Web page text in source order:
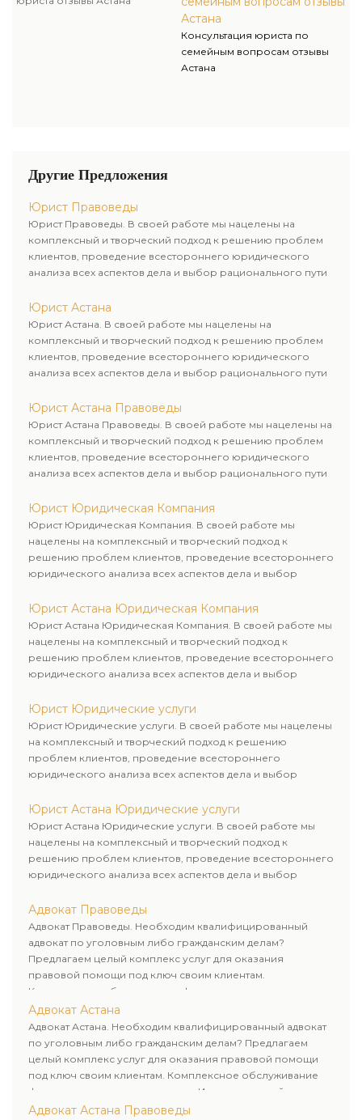
Астана
Консультация юриста по
семейным вопросам отзывы
Астана
Другие Предложения
Юрист Правоведы
Юрист Правоведы. В своей работе мы нацелены на
комплексный и творческий подход к решению проблем
клиентов, проведение всестороннего юридического
анализа всех аспектов дела и выбор рационального пути
Юрист Астана
Юрист Астана. В своей работе мы нацелены на
комплексный и творческий подход к решению проблем
клиентов, проведение всестороннего юридического
анализа всех аспектов дела и выбор рационального пути
Юрист Астана Правоведы
Юрист Астана Правоведы. В своей работе мы нацелены на
комплексный и творческий подход к решению проблем
клиентов, проведение всестороннего юридического
анализа всех аспектов дела и выбор рационального пути
Юрист Юридическая Компания
Юрист Юридическая Компания. В своей работе мы
нацелены на комплексный и творческий подход к
решению проблем клиентов, проведение всестороннего
юридического анализа всех аспектов дела и выбор
Юрист Астана Юридическая Компания
Юрист Астана Юридическая Компания. В своей работе мы
нацелены на комплексный и творческий подход к
решению проблем клиентов, проведение всестороннего
юридического анализа всех аспектов дела и выбор
Юрист Юридические услуги
Юрист Юридические услуги. В своей работе мы нацелены
на комплексный и творческий подход к решению
проблем клиентов, проведение всестороннего
юридического анализа всех аспектов дела и выбор
Юрист Астана Юридические услуги
Юрист Астана Юридические услуги. В своей работе мы
нацелены на комплексный и творческий подход к
решению проблем клиентов, проведение всестороннего
юридического анализа всех аспектов дела и выбор
Адвокат Правоведы
Адвокат Правоведы. Необходим квалифицированный
адвокат по уголовным либо гражданским делам?
Предлагаем целый комплекс услуг для оказания
правовой помощи под ключ своим клиентам.
Комплексное обслуживание физических и юридических
лиц. Индивидуальный подход к каждому клиенту.
Адвокат Астана
Адвокат Астана. Необходим квалифицированный адвокат
по уголовным либо гражданским делам? Предлагаем
целый комплекс услуг для оказания правовой помощи
под ключ своим клиентам. Комплексное обслуживание
физических и юридических лиц. Индивидуальный подход к
каждому клиенту.
Адвокат Астана Правоведы